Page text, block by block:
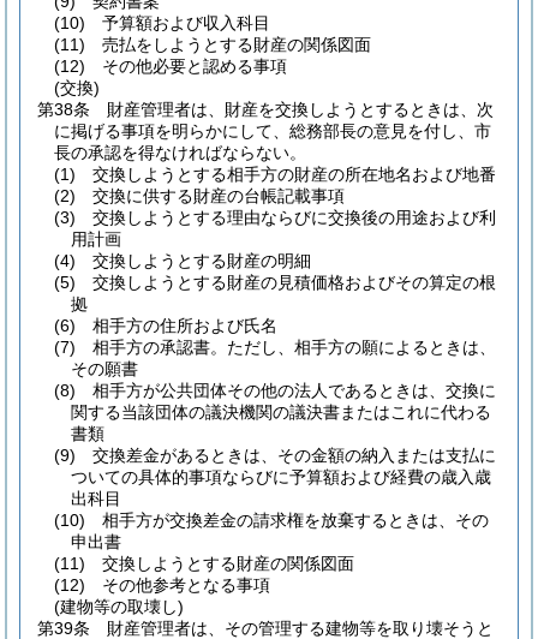
(10)
予算額および収入科目
(11)
売払をしようとする財産の関係図面
(12)
その他必要と認める事項
(交換)
第38条
財産管理者は、財産を交換しようとするときは、次
に掲げる事項を明らかにして、総務部長の意見を付し、市
長の承認を得なければならない。
(1)
交換しようとする相手方の財産の所在地名および地番
(2)
交換に供する財産の台帳記載事項
(3)
交換しようとする理由ならびに交換後の用途および利
用計画
(4)
交換しようとする財産の明細
(5)
交換しようとする財産の見積価格およびその算定の根
拠
(6)
相手方の住所および氏名
(7)
相手方の承認書。 ただし、相手方の願によるときは、
その願書
(8)
相手方が公共団体その他の法人であるときは、交換に
関する当該団体の議決機関の議決書またはこれに代わる
書類
(9)
交換差金があるときは、その金額の納入または支払に
ついての具体的事項ならびに予算額および経費の歳入歳
出科目
(10)
相手方が交換差金の請求権を放棄するときは、その
申出書
(11)
交換しようとする財産の関係図面
(12)
その他参考となる事項
(建物等の取壊し)
第39条
財産管理者は、その管理する建物等を取り壊そうと